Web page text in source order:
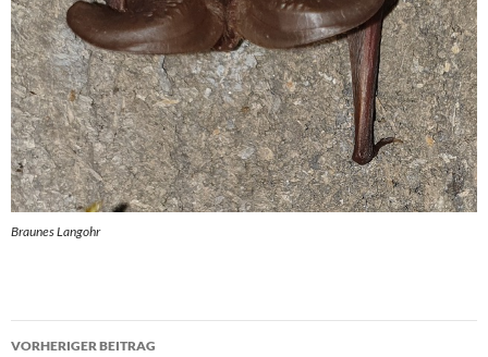
Braunes Langohr
Beitrags-
VORHERIGER BEITRAG